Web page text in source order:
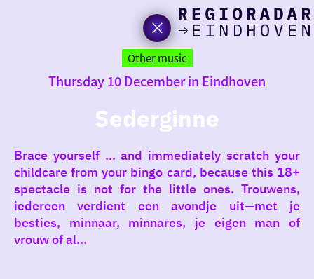
to
the
homepage
Other music
Thursday 10 December in Eindhoven
Sederginne
Brace yourself ... and immediately scratch your
childcare from your bingo card, because this 18+
spectacle is not for the little ones. Trouwens,
iedereen verdient een avondje uit—met je
besties, minnaar, minnares, je eigen man of
vrouw of al...
I am